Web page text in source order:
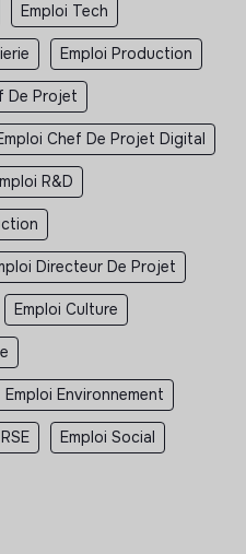
Emploi Tech
Emploi Production
De Projet
Chef De Projet Digital
R&D
Directeur De Projet
Emploi Culture
Emploi Environnement
Emploi Social